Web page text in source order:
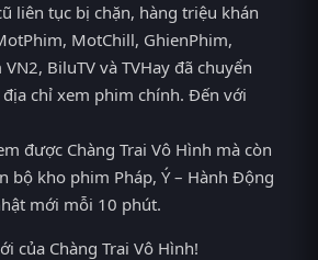
liên tục bị chặn, hàng triệu khán
MotChill, GhienPhim,
BiluTV và TVHay đã chuyển
chỉ xem phim chính. Đến với
được Chàng Trai Vô Hình mà còn
bộ kho phim Pháp, Ý – Hành Động
mới mỗi 10 phút.
của Chàng Trai Vô Hình!